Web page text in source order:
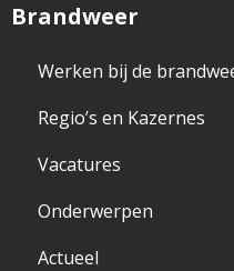
Brandweer
Werken bij de
Regio’s en Kazernes
Vacatures
Onderwerpen
Actueel